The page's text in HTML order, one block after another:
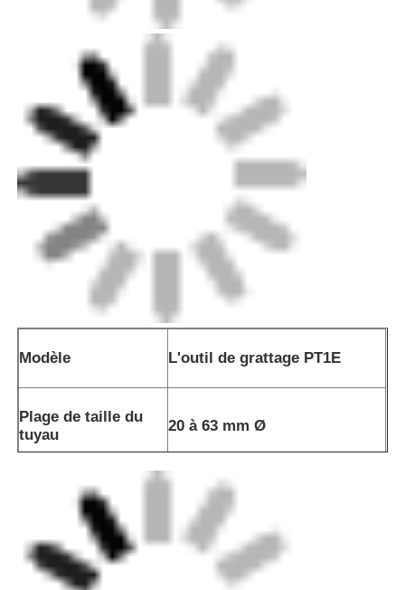
Appareils de fusion électrique
Appareils de serrage
Armatures de transition
Machines de soudage par électrofusion
Outil de fusion des fesses
Outils à électrofusion
Accessoires de soudure bout à bout
Machine à extruder manuellement
Machines à souder à l'arrière-plan CNC
Modèle L'outil de grattage PT1E
Plage de taille du
tuyau
20 à 63 mm Ø
Profondeur de
00,25 mm±0,05 mm